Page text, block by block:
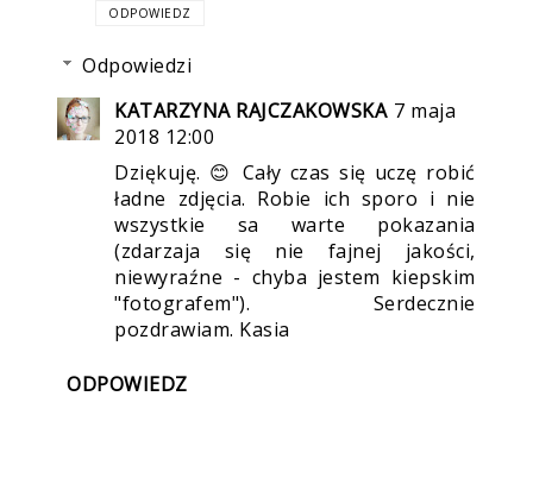
ODPOWIEDZ
Odpowiedzi
KATARZYNA RAJCZAKOWSKA 7 maja
2018 12:00
Dziękuję. 😊 Cały czas się uczę robić
ładne zdjęcia. Robie ich sporo i nie
wszystkie sa warte pokazania
(zdarzaja się nie fajnej jakości,
niewyraźne - chyba jestem kiepskim
"fotografem"). Serdecznie
pozdrawiam. Kasia
ODPOWIEDZ